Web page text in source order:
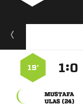
:
19’

 